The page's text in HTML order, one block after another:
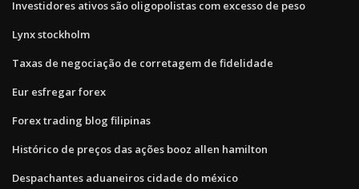
Investidores ativos são oligopolistas com excesso de peso
Lynx stockholm
Taxas de negociação de corretagem de fidelidade
Eur esfregar forex
Forex trading blog filipinas
Histórico de preços das ações booz allen hamilton
Despachantes aduaneiros cidade do méxico